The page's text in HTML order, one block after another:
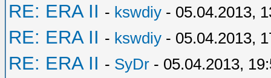
RE: ERA II - kswdiy - 05.04.2013,
RE: ERA II - kswdiy - 05.04.2013,
RE: ERA II - SyDr - 05.04.2013,